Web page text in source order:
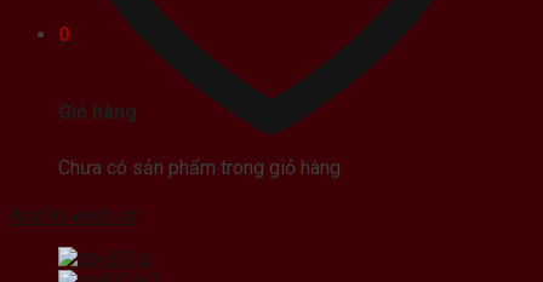
0
Giỏ hàng
Chưa có sản phẩm trong giỏ hàng.
Add to wishlist